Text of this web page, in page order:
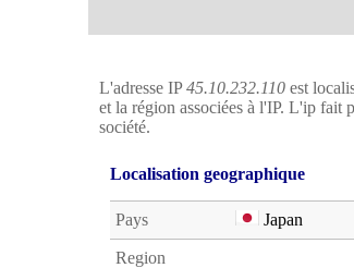
L'adresse IP45.10.232.110 est
et la région associées à l'IP. L'ip fait
société.
Localisation geographique
Pays Japan
Region